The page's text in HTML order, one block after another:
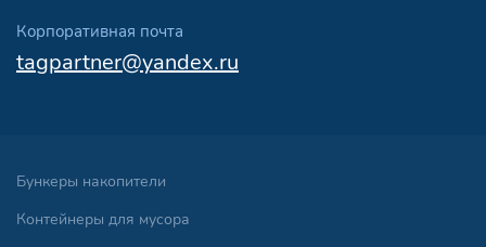
Корпоративная почта
tagpartner@yandex.ru
Бункеры накопители
Контейнеры для мусора